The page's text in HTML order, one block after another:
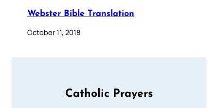
Webster Bible Translation
October 11, 2018
Catholic Prayers